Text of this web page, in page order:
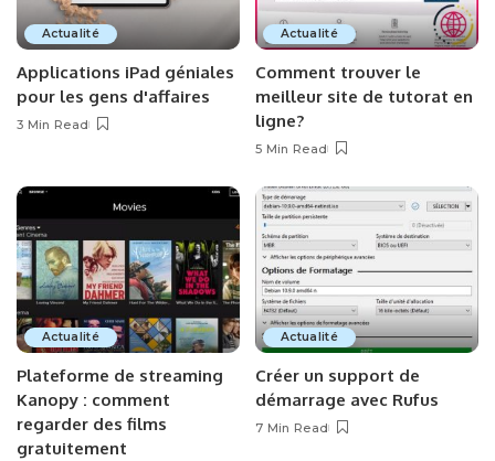
Actualité
Applications iPad géniales
pour les gens d'affaires
3 Min Read
Actualité
Comment trouver le
meilleur site de tutorat en
ligne?
5 Min Read
Actualité
Plateforme de streaming
Kanopy : comment
regarder des films
gratuitement
Actualité
Créer un support de
démarrage avec Rufus
7 Min Read